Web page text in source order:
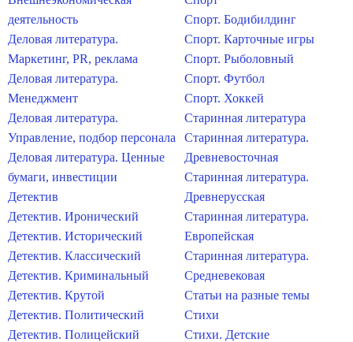
деятельность
Деловая литература.
Маркетинг, PR, реклама
Деловая литература.
Менеджмент
Деловая литература.
Управление, подбор персонала
Деловая литература. Ценные
бумаги, инвестиции
Детектив
Детектив. Иронический
Детектив. Исторический
Детектив. Классический
Детектив. Криминальный
Детектив. Крутой
Детектив. Политический
Детектив. Полицейский
Спорт. Бодибилдинг
Спорт. Карточные игры
Спорт. Рыболовный
Спорт. Футбол
Спорт. Хоккей
Старинная литература
Старинная литература.
Древневосточная
Старинная литература.
Древнерусская
Старинная литература.
Европейская
Старинная литература.
Средневековая
Статьи на разные темы
Стихи
Стихи. Детские